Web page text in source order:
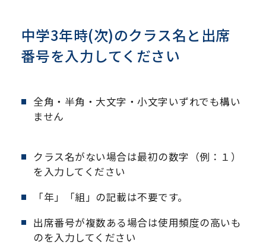
中学3年時(次)のクラス名と出席
番号を入力してください
全角・半角・大文字・小文字いずれでも構い
ません
クラス名がない場合は最初の数字（例：１）
を入力してください
「年」「組」の記載は不要です。
出席番号が複数ある場合は使用頻度の高いも
のを入力してください